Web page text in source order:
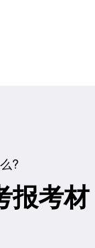
?
报考材